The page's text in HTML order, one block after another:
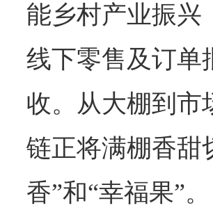
能乡村产业振兴
线下零售及订单
收。从大棚到市
链正将满棚香甜
香”和“幸福果”。